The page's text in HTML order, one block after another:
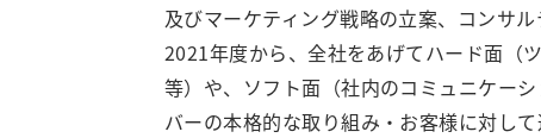
及びマーケティング戦略の立案、コンサ
2021年度から、全社をあげてハード面（
等）や、ソフト面（社内のコミュニケー
バーの本格的な取り組み・お客様に対し